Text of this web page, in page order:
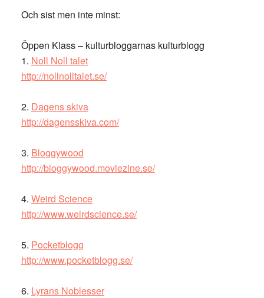
Och sist men inte minst:
Öppen Klass – kulturbloggarnas kulturblogg
1. Noll Noll talet
http://nollnolltalet.se/
2. Dagens skiva
http://dagensskiva.com/
3. Bloggywood
http://bloggywood.moviezine.se/
4. Weird Science
http://www.weirdscience.se/
5. Pocketblogg
http://www.pocketblogg.se/
6. Lyrans Noblesser